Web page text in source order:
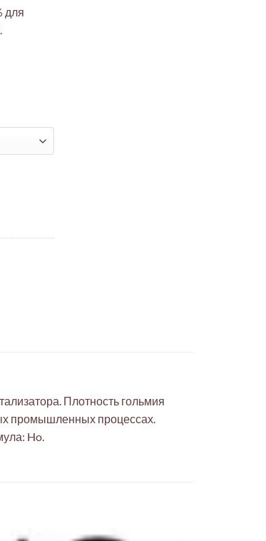
для
Плотность гольмия
промышленных процессах.
Ho.